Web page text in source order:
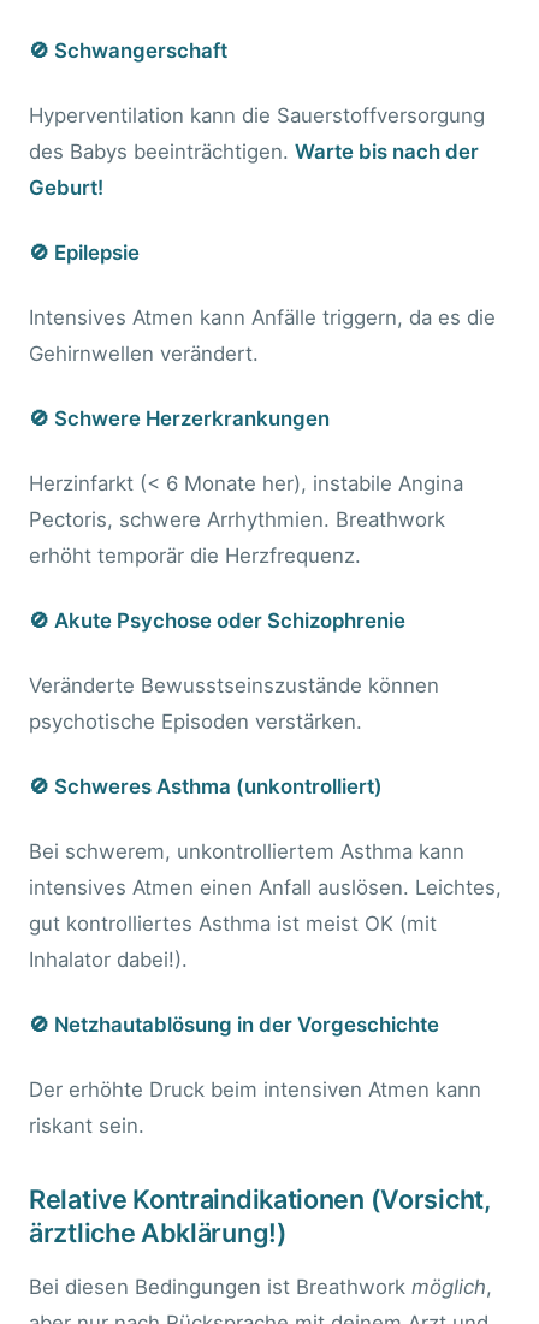
🚫 Schwangerschaft
Hyperventilation kann die Sauerstoffversorgung
des Babys beeinträchtigen. Warte bis nach der
Geburt!
🚫 Epilepsie
Intensives Atmen kann Anfälle triggern, da es die
Gehirnwellen verändert.
🚫 Schwere Herzerkrankungen
Herzinfarkt (< 6 Monate her), instabile Angina
Pectoris, schwere Arrhythmien. Breathwork
erhöht temporär die Herzfrequenz.
🚫 Akute Psychose oder Schizophrenie
Veränderte Bewusstseinszustände können
psychotische Episoden verstärken.
🚫 Schweres Asthma (unkontrolliert)
Bei schwerem, unkontrolliertem Asthma kann
intensives Atmen einen Anfall auslösen. Leichtes,
gut kontrolliertes Asthma ist meist OK (mit
Inhalator dabei!).
🚫 Netzhautablösung in der Vorgeschichte
Der erhöhte Druck beim intensiven Atmen kann
riskant sein.
Relative Kontraindikationen (Vorsicht,
ärztliche Abklärung!)
Bei diesen Bedingungen ist Breathwork möglich,